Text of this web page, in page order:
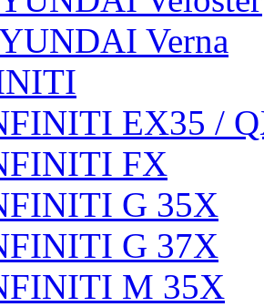
Verna
EX35 /
FX
G 35X
G 37X
M 35X